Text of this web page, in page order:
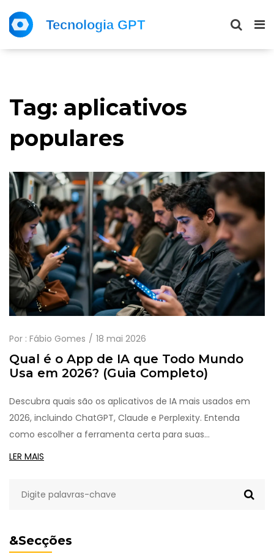
&Secções
Tag: aplicativos
populares
Por : Fábio Gomes 18 mai 2026
Qual é o App de IA que Todo Mundo
Usa em 2026? (Guia Completo)
Descubra quais são os aplicativos de IA mais usados em
2026, incluindo ChatGPT, Claude e Perplexity. Entenda
como escolher a ferramenta certa para suas
necessidades e aprenda a arte dos prompts.
LER MAIS